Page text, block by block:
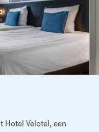
Velotel, een